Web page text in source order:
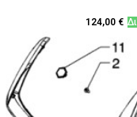
124,00 €